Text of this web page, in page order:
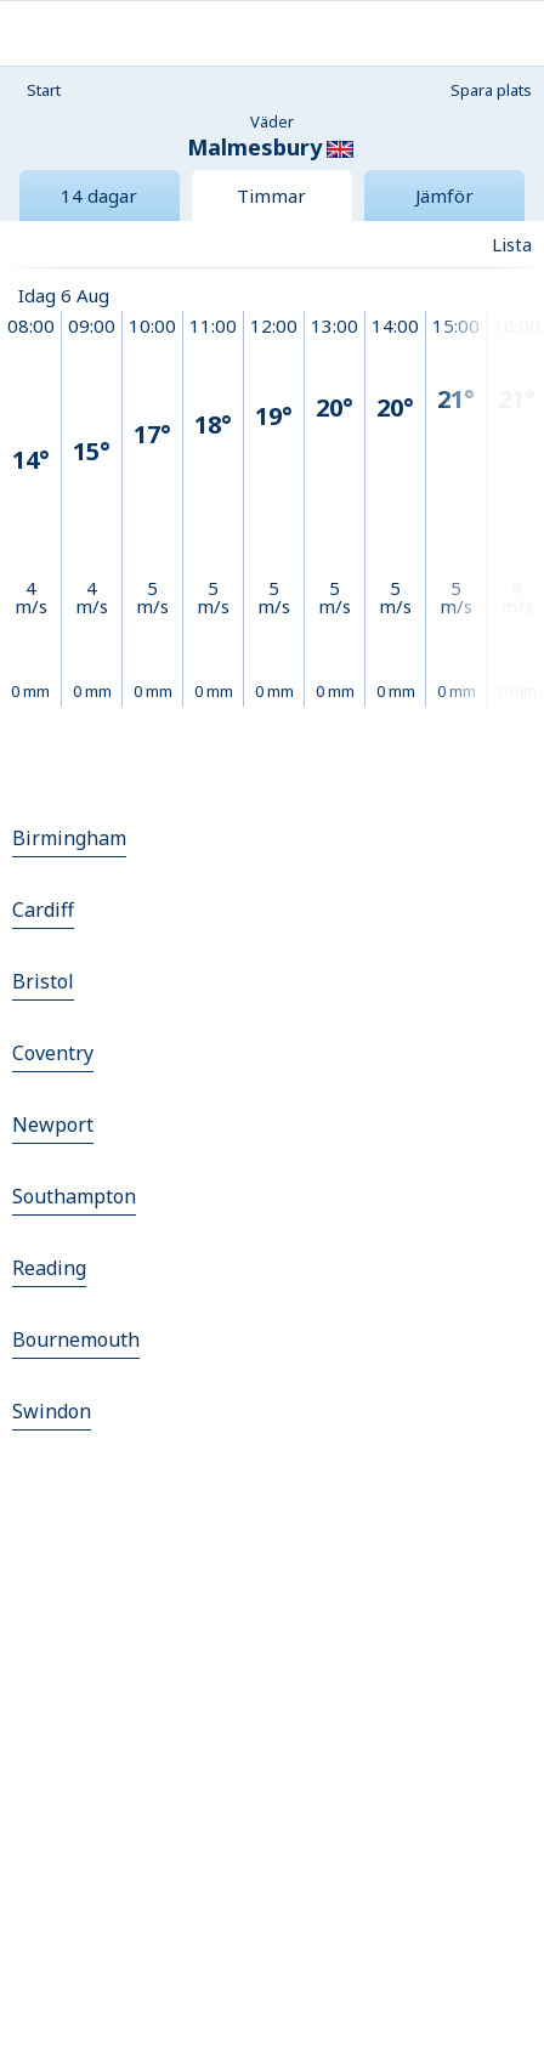
Start
Spara plats
Väder
Malmesbury
14 dagar Timmar
Jämför
Lista
Idag 6 Aug
08:00
14°
4
m/s
0 mm
09:00
15°
4
m/s
0 mm
10:00
17°
5
m/s
0 mm
11:00
18°
5
m/s
0 mm
12:00
19°
5
m/s
0 mm
13:00
20°
5
m/s
0 mm
14:00
20°
5
m/s
0 mm
15:00
21°
5
m/s
0 mm
Birmingham
Cardiff
Bristol
Coventry
Newport
Southampton
Reading
Bournemouth
Swindon